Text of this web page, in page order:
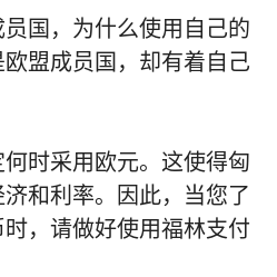
国，为什么使用自己的
盟成员国，却有着自己
时采用欧元。这使得匈
和利率。因此，当您了
，请做好使用福林支付